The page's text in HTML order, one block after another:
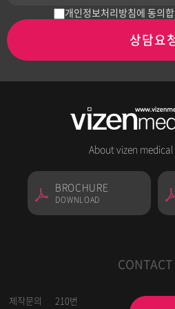
개인정보처리방침에 동의합
상담요
About vizen medical
BROCHURE
DOWNLOAD
제작문의
210번